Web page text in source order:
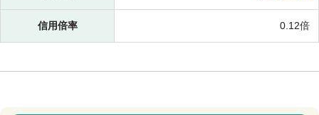
信用倍率 0.12倍